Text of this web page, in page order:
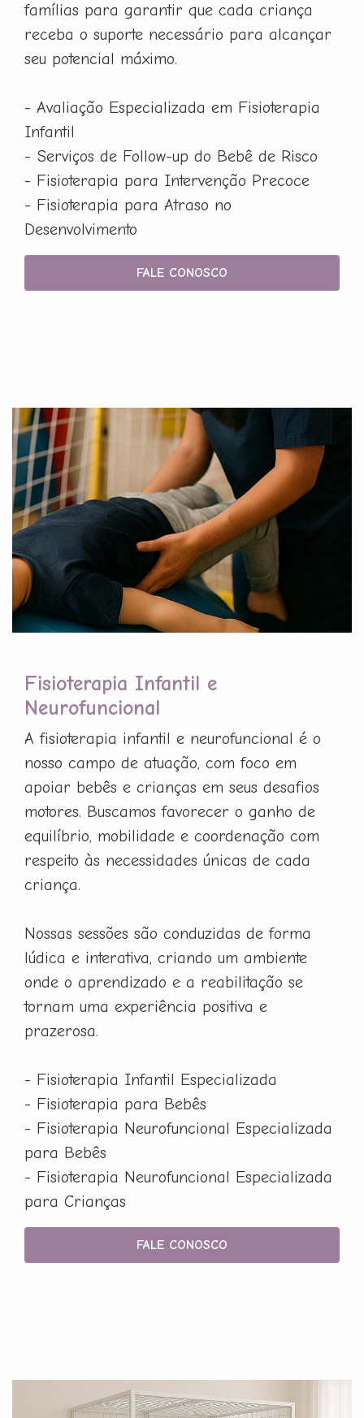
famílias para garantir que cada criança
receba o suporte necessário para alcançar
seu potencial máximo.
- Avaliação Especializada em Fisioterapia
Infantil
- Serviços de Follow-up do Bebê de Risco
- Fisioterapia para Intervenção Precoce
- Fisioterapia para Atraso no
Desenvolvimento
FALE CONOSCO
Fisioterapia Infantil e
Neurofuncional
A fisioterapia infantil e neurofuncional é o
nosso campo de atuação, com foco em
apoiar bebês e crianças em seus desafios
motores. Buscamos favorecer o ganho de
equilíbrio, mobilidade e coordenação com
respeito às necessidades únicas de cada
criança.
Nossas sessões são conduzidas de forma
lúdica e interativa, criando um ambiente
onde o aprendizado e a reabilitação se
tornam uma experiência positiva e
prazerosa.
- Fisioterapia Infantil Especializada
- Fisioterapia para Bebês
- Fisioterapia Neurofuncional Especializada
para Bebês
- Fisioterapia Neurofuncional Especializada
para Crianças
FALE CONOSCO